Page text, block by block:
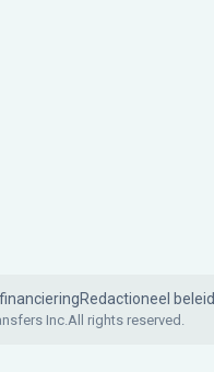
Redactioneel beleid
Inc.All rights reserved.